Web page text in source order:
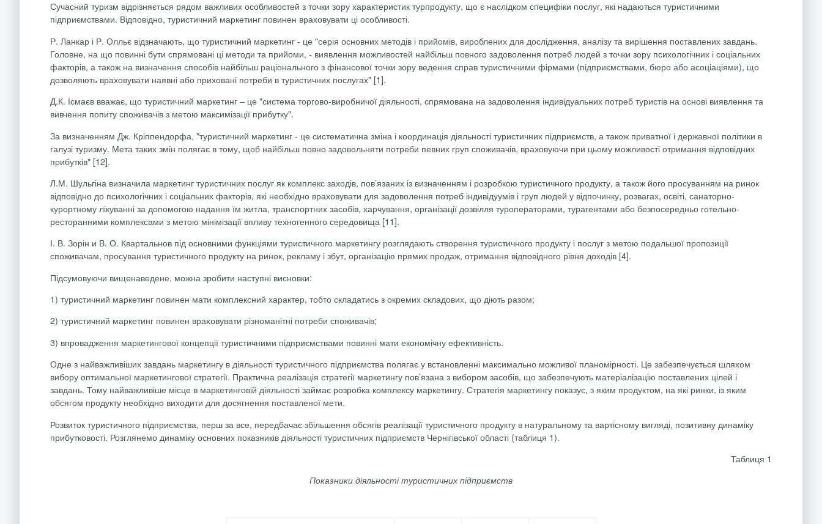
Сучасний туризм відрізняється рядом важливих особливостей з точки зору характеристиктурпродукту, що є наслідком специфіки послуг, які надаються туристичними
підприємствами. Відповідно, туристичний маркетинг повинен враховувати ці особливості.
Р. Ланкар і Р. Олльє відзначають, що туристичний маркетинг- це "серія основних методів і прийомів, вироблених для дослідження, аналізу та вирішення поставлених завдань.
Головне, на що повинні бути спрямовані ці методи та прийоми, - виявлення можливостей найбільш повного задоволення потреб людей з точки зору психологічних і соціальних
факторів, а також на визначення способів найбільш раціонального з фінансової точки зору ведення справ туристичними фірмами (підприємствами, бюро або асоціаціями), що
дозволяють враховувати наявні або приховані потреби в туристичних послугах" [1].
Д.К. Ісмаєв вважає, що туристичний маркетинг – це "система торгово-виробничої діяльності, спрямована на задоволення індивідуальних потреб туристів на основі виявлення та
вивчення попиту споживачів з метою максимізації прибутку".
За визначенням Дж. Кріппендорфа, "туристичний маркетинг- це систематична зміна і координація діяльності туристичних підприємств, а також приватної і державної політики в
галузі туризму. Мета таких змін полягає в тому, щоб найбільш повно задовольняти потреби певних груп споживачів, враховуючи при цьому можливості отримання відповідних
прибутків" [12].
Л.М. Шульгіна визначила маркетинг туристичних послуг як комплекс заходів, пов’язаних із визначенням і розробкою туристичного продукту, а також його просуванням на ринок
відповідно до психологічних і соціальних факторів, які необхідно враховувати для задоволення потреб індивідуумів і груп людей у відпочинку, розвагах, освіті, санаторно-
курортному лікуванні за допомогою надання їм житла, транспортних засобів, харчування, організації дозвілля туроператорами, турагентами або безпосередньо готельно-
ресторанними комплексами з метою мінімізації впливу техногенного середовища [11].
І. В. Зорін и В. О. Квартальнов під основними функціями туристичного маркетингу розглядають створення туристичного продукту і послуг з метою подальшої пропозиції
споживачам, просування туристичного продукту на ринок, рекламу і збут, організацію прямих продаж, отримання відповідного рівня доходів [4].
Підсумовуючи вищенаведене, можна зробити наступні висновки:
1) туристичний маркетинг повинен мати комплексний характер, тобто складатись з окремих складових, що діють разом;
2) туристичний маркетинг повинен враховувати різноманітні потреби споживачів;
3) впровадження маркетингової концепції туристичними підприємствами повинні мати економічну ефективність.
Одне з найважливіших завдань маркетингу в діяльності туристичного підприємства полягає у встановленні максимально можливої планомірності. Це забезпечується шляхом
вибору оптимальної маркетингової стратегії. Практична реалізація стратегії маркетингу пов’язана з вибором засобів, що забезпечують матеріалізацію поставлених цілей і
завдань. Тому найважливіше місце в маркетинговій діяльності займає розробка комплексу маркетингу. Стратегія маркетингу показує, з яким продуктом, на які ринки, із яким
обсягом продукту необхідно виходити для досягнення поставленої мети.
Розвиток туристичного підприємства, перш за все, передбачає збільшення обсягів реалізації туристичного продукту в натуральному та вартісному вигляді, позитивну динаміку
прибутковості. Розглянемо динаміку основних показників діяльності туристичних підприємств Чернігівської області (таблиця 1).
Таблиця 1
Показники діяльності туристичних підприємств